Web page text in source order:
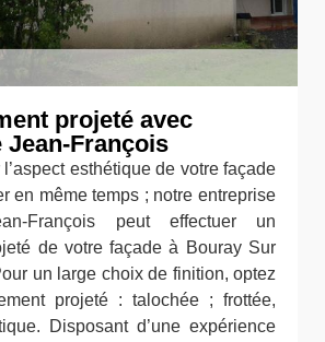
projeté avec
Jean-François
esthétique de votre façade
en même temps ; notre entreprise
François peut effectuer un
de votre façade à Bouray Sur
un large choix de finition, optez
projeté : talochée ; frottée,
Disposant d’une expérience